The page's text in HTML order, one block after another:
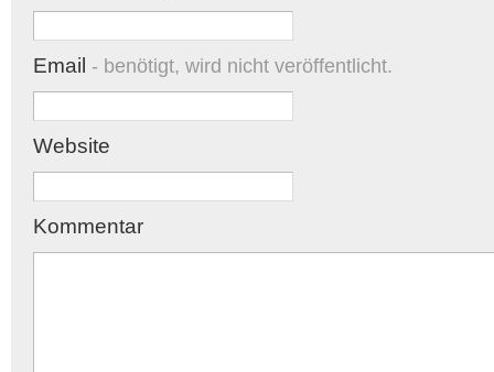
Email - benötigt, wird nicht veröffentlicht.
Website
Kommentar